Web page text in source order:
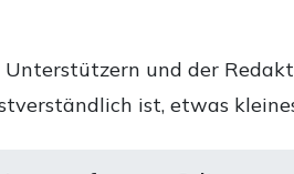
und der
ist, etwas